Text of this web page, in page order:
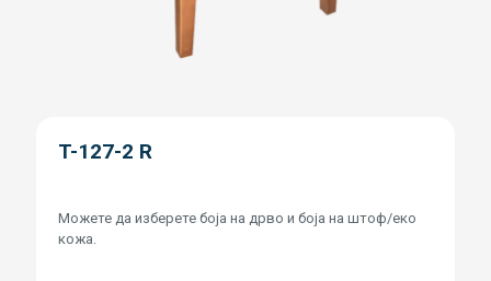
T-127-2 R
Можете да изберете боја на дрво и боја на штоф/еко
кожа.